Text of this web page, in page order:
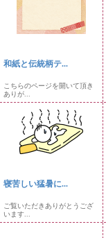
和紙と伝統柄テ...
こちらのページを開いて頂き
ありが...
寝苦しい猛暑に...
ご覧いただきありがとうござ
います...